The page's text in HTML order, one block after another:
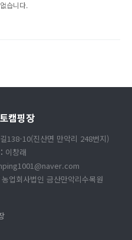
습니다.
캠핑장
138-10(진산면 만악리 248번지)
이창래
업회사법인 금산만악리수목원